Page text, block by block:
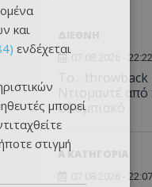
07.08.2026 - 22:22
Το...
Ντιομαντέ
Ολυμπιακό
Α ΚΑΤΗΓΟΡΙΑ
07.08.2026 - 22:07
και
ενδέχεται
μπορεί
στιγμή